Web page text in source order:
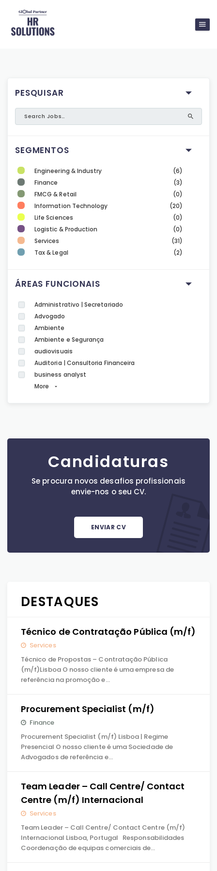
PESQUISAR
SEGMENTOS
Engineering & Industry
(6)
Finance
(3)
FMCG & Retail
(0)
Information Technology
(20)
Life Sciences
(0)
Logistic & Production
(0)
Services
(31)
Tax & Legal
(2)
ÁREAS FUNCIONAIS
Administrativo | Secretariado
Advogado
Ambiente
Ambiente e Segurança
audiovisuais
Auditoria | Consultoria Financeira
business analyst
More
Candidaturas
Se procura novos desafios profissionais
envie-nos o seu CV.
ENVIAR CV
DESTAQUES
Técnico de Contratação Pública (m/f)
Services
Técnico de Propostas – Contratação Pública
(m/f)Lisboa O nosso cliente é uma empresa de
referência na promoção e…
Procurement Specialist (m/f)
Finance
Procurement Specialist (m/f) Lisboa | Regime
Presencial O nosso cliente é uma Sociedade de
Advogados de referência e…
Team Leader – Call Centre/ Contact
Centre (m/f) Internacional
Services
Team Leader – Call Centre/ Contact Centre (m/f)
Internacional Lisboa, Portugal Responsabilidades
Coordenação de equipas comerciais de…